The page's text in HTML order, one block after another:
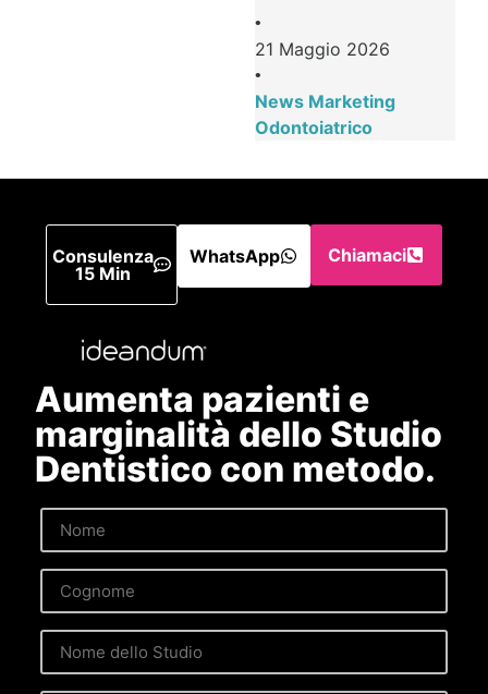
•
21 Maggio 2026
•
News Marketing
Odontoiatrico
Consulenza
15 Min
WhatsApp Chiamaci
Aumenta pazienti e
marginalità dello Studio
Dentistico con metodo.